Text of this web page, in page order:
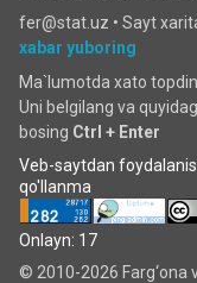
fer@stat.uz • Sayt
xabar yuboring
Ma`lumotda xato
Uni belgilang va
bosing Ctrl + Enter
Veb-saytdan
qo'llanma
Onlayn: 17
© 2010-2026 Farg‘ona